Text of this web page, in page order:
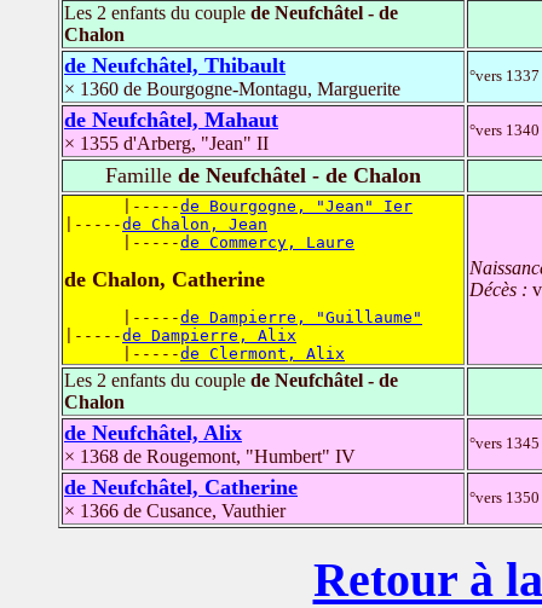
Les 2 enfants du couple de Neufchâtel - de
Chalon
de Neufchâtel, Thibault
× 1360 de Bourgogne-Montagu, Marguerite
°vers
de Neufchâtel, Mahaut
× 1355 d'Arberg, "Jean" II
°vers
Famille de Neufchâtel - de Chalon
      |-----
de Bourgogne, "Jean" Ier
|-----de Chalon, Jean
      |-----
de Commercy, Laure
de Chalon, Catherine
      |-----
de Dampierre, "Guillaume"
|-----de Dampierre, Alix
      |-----
de Clermont, Alix
Décès :
Les 2 enfants du couple de Neufchâtel - de
Chalon
de Neufchâtel, Alix
× 1368 de Rougemont, "Humbert" IV
°vers
de Neufchâtel, Catherine
× 1366 de Cusance, Vauthier
°vers
Retour à